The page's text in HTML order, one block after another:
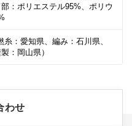
：ポリエステル95%、ポリウ
糸：愛知県、編み：石川県、
：岡山県）
わせ